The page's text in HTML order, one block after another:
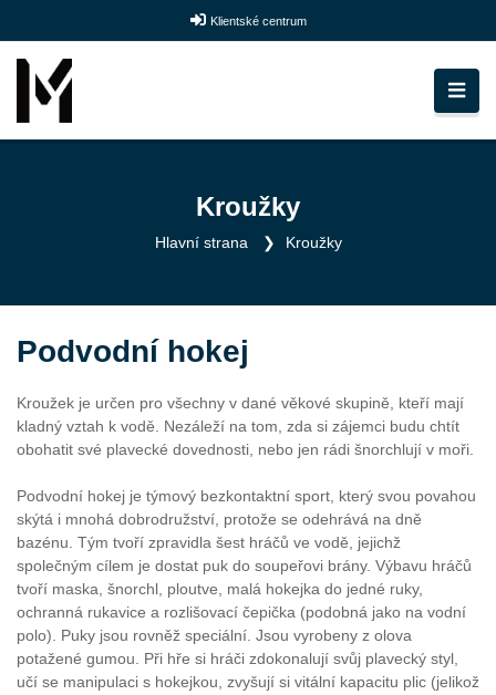
Klientské centrum
Kroužky
Hlavní strana Kroužky
Podvodní hokej
Kroužek je určen pro všechny v dané věkové skupině, kteří mají
kladný vztah k vodě. Nezáleží na tom, zda si zájemci budu chtít
obohatit své plavecké dovednosti, nebo jen rádi šnorchlují v moři.
Podvodní hokej je týmový bezkontaktní sport, který svou povahou
skýtá i mnohá dobrodružství, protože se odehrává na dně
bazénu. Tým tvoří zpravidla šest hráčů ve vodě, jejichž
společným cílem je dostat puk do soupeřovi brány. Výbavu hráčů
tvoří maska, šnorchl, ploutve, malá hokejka do jedné ruky,
ochranná rukavice a rozlišovací čepička (podobná jako na vodní
polo). Puky jsou rovněž speciální. Jsou vyrobeny z olova
potažené gumou. Při hře si hráči zdokonalují svůj plavecký styl,
učí se manipulaci s hokejkou, zvyšují si vitální kapacitu plic (jelikož